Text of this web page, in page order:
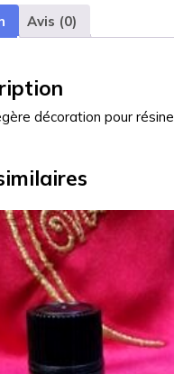
Avis (0)
décoration pour résine